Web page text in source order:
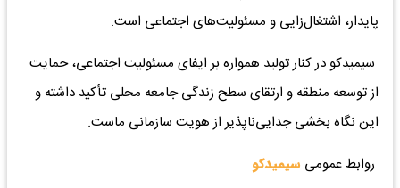
پایدار، اشتغال‌زایی و مسئولیت‌های اجتماعی است.
سیمیدکو در کنار تولید همواره بر ایفای مسئولیت‌ اجتماعی، حمایت
از توسعه منطقه و ارتقای سطح زندگی جامعه محلی تأکید داشته و
این نگاه بخشی جدایی‌ناپذیر از هویت سازمانی ماست.
روابط عمومی سیمیدکو